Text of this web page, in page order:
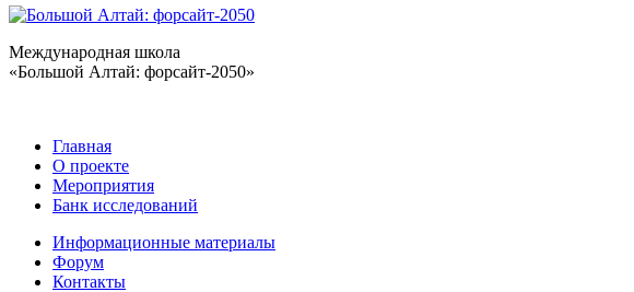
Международная школа
«Большой Алтай: форсайт-2050»
Главная
О проекте
Мероприятия
Банк исследований
Информационные материалы
Форум
Контакты